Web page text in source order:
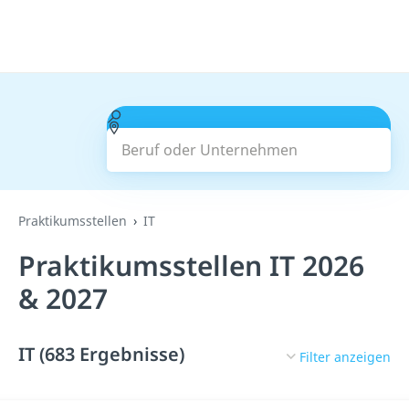
Beruf oder Unternehmen
Suchen
Praktikumsstellen IT
Praktikumsstellen IT 2026
& 2027
IT (683 Ergebnisse) Filter anzeigen